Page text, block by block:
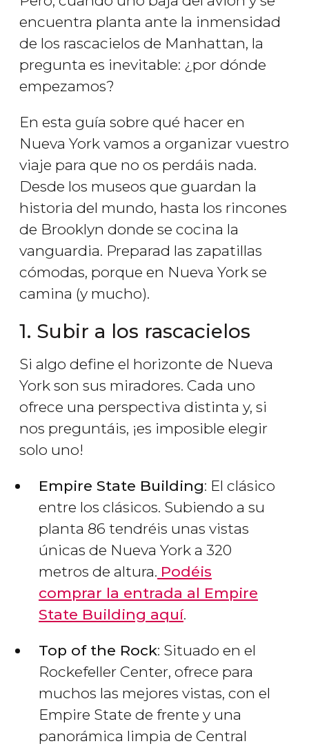
encuentra planta ante la inmensidad
de los rascacielos de Manhattan, la
pregunta es inevitable: ¿por dónde
empezamos?
En esta guía sobre qué hacer en
Nueva York vamos a organizar vuestro
viaje para que no os perdáis nada.
Desde los museos que guardan la
historia del mundo, hasta los rincones
de Brooklyn donde se cocina la
vanguardia. Preparad las zapatillas
cómodas, porque en Nueva York se
camina (y mucho).
1. Subir a los rascacielos
Si algo define el horizonte de Nueva
York son sus miradores. Cada uno
ofrece una perspectiva distinta y, si
nos preguntáis, ¡es imposible elegir
solo uno!
Empire State Building: El clásico
entre los clásicos. Subiendo a su
planta 86 tendréis unas vistas
únicas de Nueva York a 320
metros de altura. Podéis
comprar la entrada al Empire
State Building aquí.
Top of the Rock: Situado en el
Rockefeller Center, ofrece para
muchos las mejores vistas, con el
Empire State de frente y una
panorámica limpia de Central